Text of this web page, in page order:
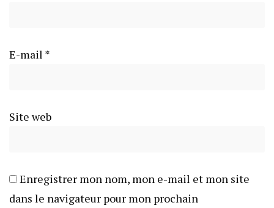
E-mail *
Site web
Enregistrer mon nom, mon e-mail et mon site
dans le navigateur pour mon prochain